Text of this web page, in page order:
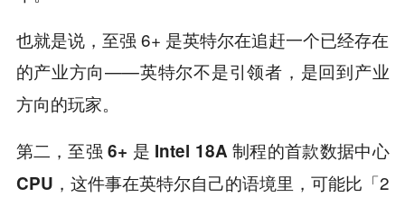
也就是说，至强 6+ 是英特尔在追赶一个已经存在
的产业方向——英特尔不是引领者，是回到产业
方向的玩家。
第二，至强 6+ 是 Intel 18A 制程的首款数据中心
CPU， 这件事在英特尔自己的语境里，可能比「2